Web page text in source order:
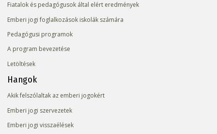
Fiatalok és pedagógusok által elért eredmények
Emberi jogi foglalkozások iskolák számára
Pedagógusi programok
A program bevezetése
Letöltések
Hangok
Akik felszólaltak az emberi jogokért
Emberi jogi szervezetek
Emberi jogi visszaélések